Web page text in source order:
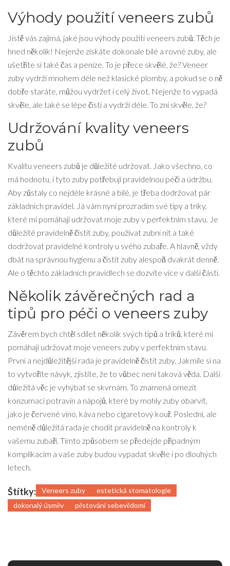
Výhody použití veneers zubů
Jistě vás zajímá, jaké jsou výhody použití veneers zubů. Těch je
hned několik! Nejenže získáte dokonale bílé a rovné zuby, ale
ušetříte si také čas a peníze. To je přece skvělé, že? Veneer
zuby vydrží mnohem déle než klasické plomby, a pokud se o ně
dobře staráte, můžou vydržet i celý život. Nejenže to vypadá
skvěle, ale také se lépe čistí a vydrží déle. To zní skvěle, že?
Udržování kvality veneers
zubů
Kvalitu veneers zubů je důležité udržovat. Jako všechno, co
má hodnotu, i tyto zuby potřebují pravidelnou péči a údržbu.
Aby zůstaly co nejdéle krásné a bílé, je třeba dodržovat pár
základních pravidel. Já vám nyní prozradím své tipy a triky,
které mi pomáhají udržovat moje zuby v perfektním stavu. Je
důležité pravidelně čistit zuby, používat zubní nit a také
dodržovat pravidelné kontroly u svého zubaře. A hlavně, vždy
dbát na správnou hygienu a čistit zuby alespoň dvakrát denně.
Ale o těchto základních pravidlech se dozvíte více v další části.
Několik závěrečných rad a
tipů pro péči o veneers zuby
Závěrem bych chtěl sdílet několik svých tipů a triků, které mi
pomáhají udržovat moje veneers zuby v perfektním stavu.
První a nejdůležitější rada je pravidelně čistit zuby. Jakmile si na
to vytvoříte návyk, zjistíte, že to vůbec není taková věda. Další
důležitá věc je vyhýbat se skvrnám. To znamená omezit
konzumaci potravin a nápojů, které by mohly zuby obarvit,
jako je červené víno, káva nebo cigaretový kouř. Poslední, ale
neméně důležitá rada je chodit pravidelně na kontroly k
vašemu zubaři. Tímto způsobem se předejde případným
komplikacím a vaše zuby budou vypadat skvěle i po dlouhých
letech.
Štítky: Veneers zuby
estetická stomatologie
dokonalý úsměv
pěstování sebevědomí